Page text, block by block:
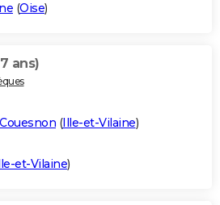
(Oise)
ans)
(Ille-et-Vilaine)
et-Vilaine)